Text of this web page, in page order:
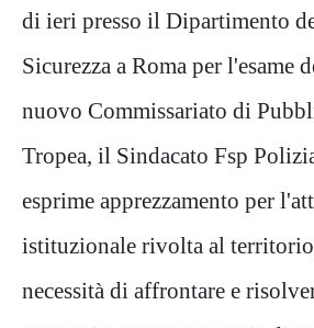
di ieri presso il Dipartimento
Sicurezza a Roma per l'esame
nuovo Commissariato di
Tropea, il Sindacato Fsp
esprime apprezzamento per
istituzionale rivolta al
necessità di affrontare e